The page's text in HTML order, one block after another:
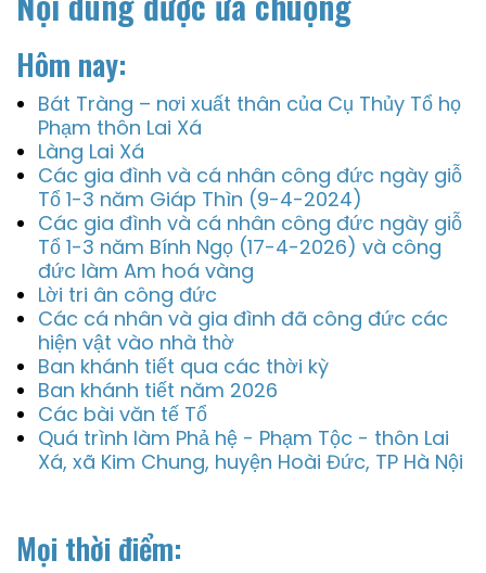
Hôm nay:
Bát Tràng – nơi xuất thân của Cụ Thủy Tổ họ
Phạm thôn Lai Xá
Làng Lai Xá
Các gia đình và cá nhân công đức ngày giỗ
Tổ 1-3 năm Giáp Thìn (9-4-2024)
Các gia đình và cá nhân công đức ngày giỗ
Tổ 1-3 năm Bính Ngọ (17-4-2026) và công
đức làm Am hoá vàng
Lời tri ân công đức
Các cá nhân và gia đình đã công đức các
hiện vật vào nhà thờ
Ban khánh tiết qua các thời kỳ
Ban khánh tiết năm 2026
Các bài văn tế Tổ
Quá trình làm Phả hệ - Phạm Tộc - thôn Lai
Xá, xã Kim Chung, huyện Hoài Đức, TP Hà Nội
Mọi thời điểm: